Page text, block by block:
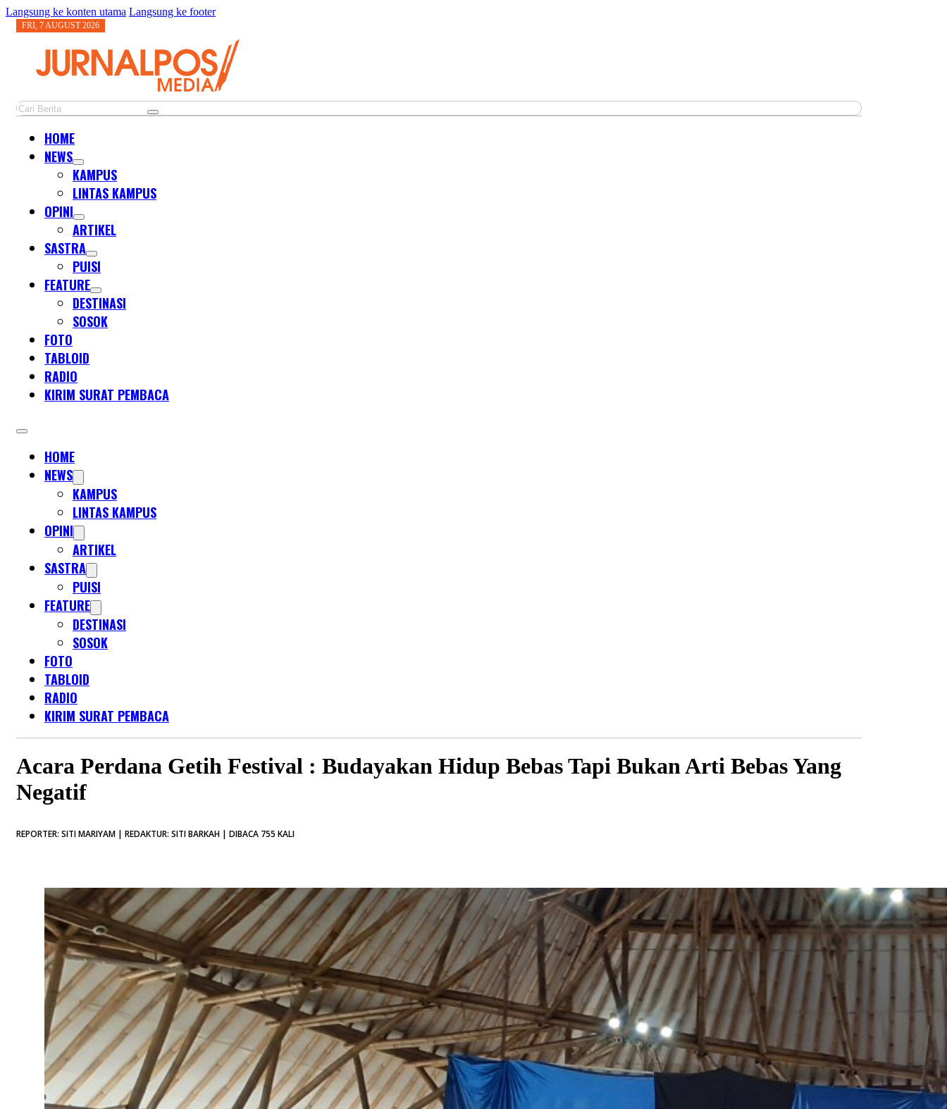
Langsung ke konten utama Langsung ke footer
FRI, 7 AUGUST 2026
Cari
HOME
NEWS
KAMPUS
LINTAS KAMPUS
OPINI
ARTIKEL
SASTRA
PUISI
FEATURE
DESTINASI
SOSOK
FOTO
TABLOID
RADIO
KIRIM SURAT PEMBACA
HOME
NEWS
KAMPUS
LINTAS KAMPUS
OPINI
ARTIKEL
SASTRA
PUISI
FEATURE
DESTINASI
SOSOK
FOTO
TABLOID
RADIO
KIRIM SURAT PEMBACA
Acara Perdana Getih Festival : Budayakan Hidup Bebas Tapi Bukan Arti Bebas Yang
Negatif
REPORTER: SITI MARIYAM | REDAKTUR: SITI BARKAH | DIBACA 755 KALI